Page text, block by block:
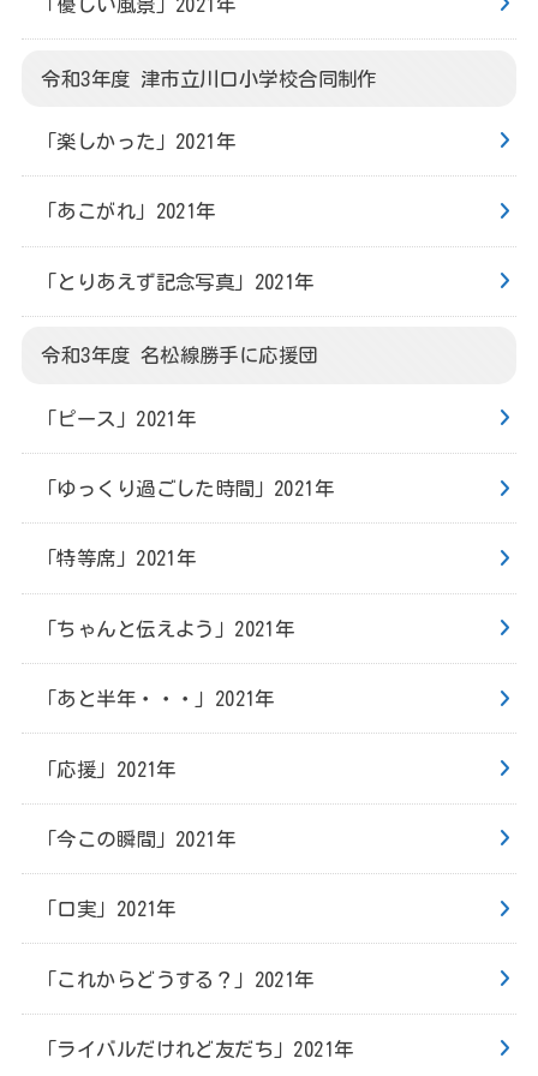
「優しい風景」2021年
令和3年度 津市立川口小学校合同制作
「楽しかった」2021年
「あこがれ」2021年
「とりあえず記念写真」2021年
令和3年度 名松線勝手に応援団
「ピース」2021年
「ゆっくり過ごした時間」2021年
「特等席」2021年
「ちゃんと伝えよう」2021年
「あと半年・・・」2021年
「応援」2021年
「今この瞬間」2021年
「口実」2021年
「これからどうする？」2021年
「ライバルだけれど友だち」2021年